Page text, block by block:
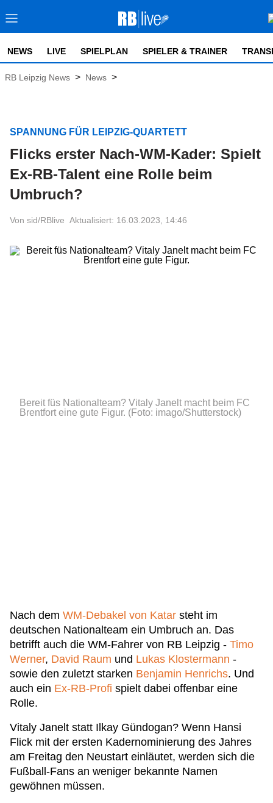
NEWS LIVE SPIELPLAN SPIELER & TRAINER
RB Leipzig News > News >
SPANNUNG FÜR LEIPZIG-QUARTETT
Flicks erster Nach-WM-Kader: Spielt
Ex-RB-Talent eine Rolle beim
Umbruch?
Von sid/RBlive Aktualisiert: 16.03.2023, 14:46
Bereit füs Nationalteam? Vitaly Janelt macht beim FC
Brentfort eine gute Figur. (Foto: imago/Shutterstock)
Nach dem WM-Debakel von Katar steht im
deutschen Nationalteam ein Umbruch an. Das
betrifft auch die WM-Fahrer von RB Leipzig - Timo
Werner, David Raum und Lukas Klostermann -
sowie den zuletzt starken Benjamin Henrichs. Und
auch ein Ex-RB-Profi spielt dabei offenbar eine
Rolle.
Vitaly Janelt statt Ilkay Gündogan? Wenn Hansi
Flick mit der ersten Kadernominierung des Jahres
am Freitag den Neustart einläutet, werden sich die
Fußball-Fans an weniger bekannte Namen
gewöhnen müssen.